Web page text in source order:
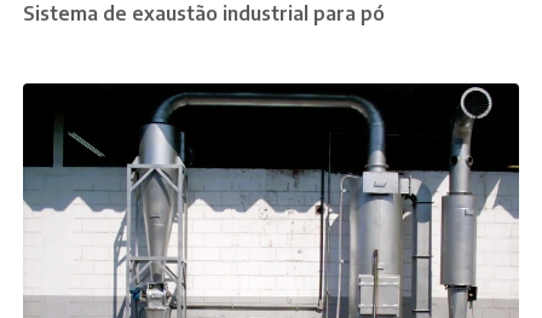
Sistema de exaustão industrial para pó